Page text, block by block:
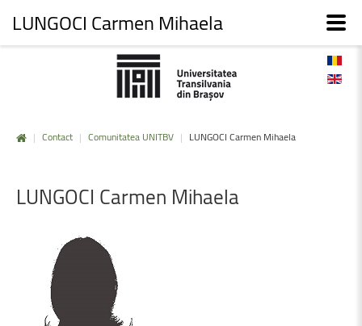
| Contact | Comunitatea UNITBV | LUNGOCI Carmen Mihaela
LUNGOCI Carmen Mihaela
LUNGOCI Carmen Mihaela